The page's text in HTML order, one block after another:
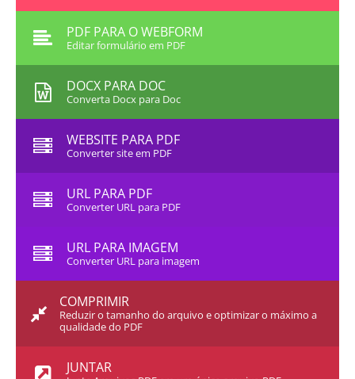
PDF PARA O WEBFORM
Editar formulário em PDF
DOCX PARA DOC
Converta Docx para Doc
WEBSITE PARA PDF
Converter site em PDF
URL PARA PDF
Converter URL para PDF
URL PARA IMAGEM
Converter URL para imagem
COMPRIMIR
Reduzir o tamanho do arquivo e optimizar o máximo a
qualidade do PDF
JUNTAR